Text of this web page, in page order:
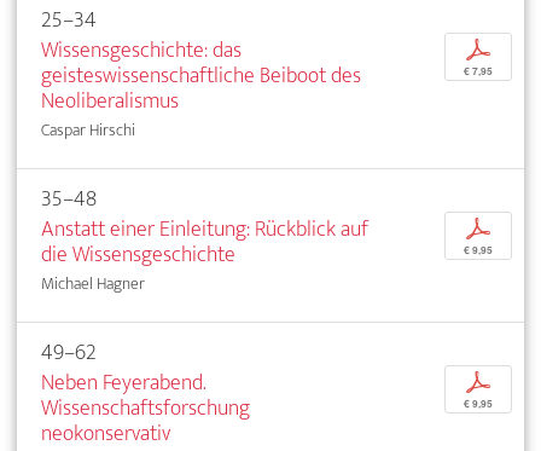
25–34
Wissensgeschichte: das
geisteswissenschaftliche Beiboot des
Neoliberalismus
Caspar Hirschi
p
€ 7,95
35–48
Anstatt einer Einleitung: Rückblick auf
die Wissensgeschichte
Michael Hagner
p
€ 9,95
49–62
Neben Feyerabend.
Wissenschaftsforschung
neokonservativ
p
€ 9,95